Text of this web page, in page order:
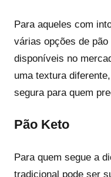
Para aqueles com
várias opções de
disponíveis no
uma textura
segura para quem
Pão Keto
Para quem segue a
tradicional pode ser